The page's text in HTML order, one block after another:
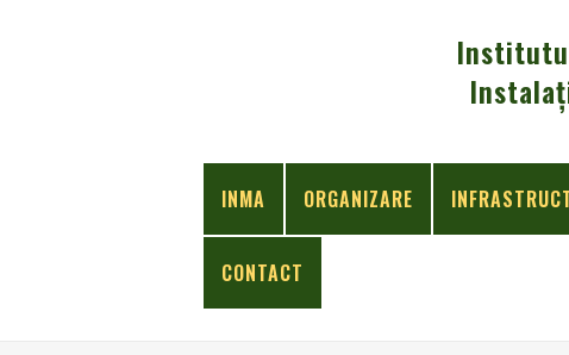
INMA ORGANIZARE
CONTACT
ANUNŢ – ANGAJARE ŞEF DEPARTAMENT –